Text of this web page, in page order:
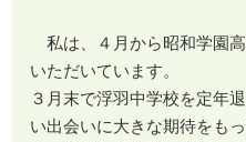
私は、４月から昭和学園
いただいています。
３月末で浮羽中学校を定年
い出会いに大きな期待をも